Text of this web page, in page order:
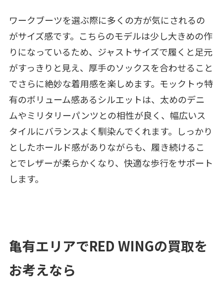
ワークブーツを選ぶ際に多くの方が気にされるの
がサイズ感です。こちらのモデルは少し大きめの作
りになっているため、ジャストサイズで履くと足元
がすっきりと見え、厚手のソックスを合わせること
でさらに絶妙な着用感を楽しめます。モックトゥ特
有のボリューム感あるシルエットは、太めのデニ
ムやミリタリーパンツとの相性が良く、幅広いス
タイルにバランスよく馴染んでくれます。しっかり
としたホールド感がありながらも、履き続けるこ
とでレザーが柔らかくなり、快適な歩行をサポート
します。
亀有エリアでRED WINGの買取を
お考えなら